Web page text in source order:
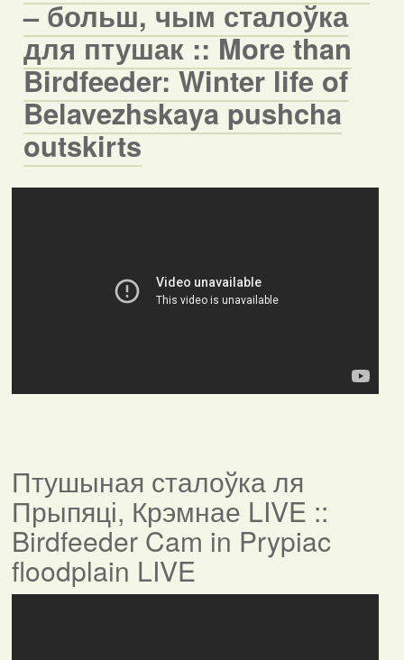
– больш, чым сталоўка
для птушак :: More than
Birdfeeder: Winter life of
Belavezhskaya pushcha
outskirts
Птушыная сталоўка ля
Прыпяці, Крэмнае LIVE ::
Birdfeeder Cam in Prypiac
floodplain LIVE